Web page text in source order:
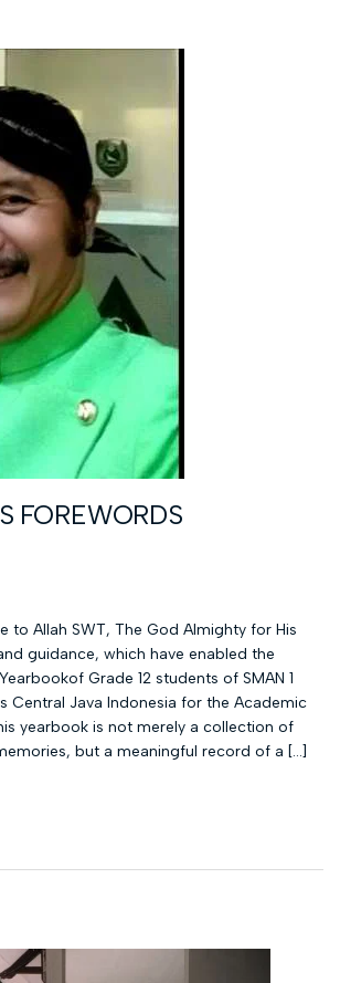
FOREWORDS
to Allah SWT, The God Almighty for His
guidance, which have enabled the
Grade 12 students of SMAN 1
Central Java Indonesia for the Academic
yearbook is not merely a collection of
but a meaningful record of a […]